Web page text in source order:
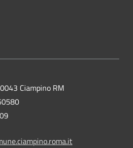
Ciampino RM